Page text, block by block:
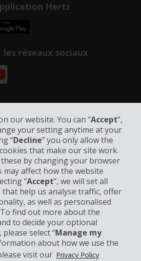
our website. You can “Accept”,
your setting anytime at your
“Decline” you only allow the
that make our site work.
by changing your browser
affect how the website
“Accept”, we will set all
help us analyse traffic, offer
as well as personalised
find out more about the
to decide your optional
select “Manage my
about how we use the
visit our Privacy Policy
Hertz
les réseaux sociaux